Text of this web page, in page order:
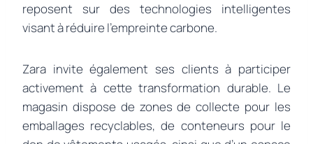
reposent sur des technologies intelligentes
visant à réduire l’empreinte carbone.
Zara invite également ses clients à participer
activement à cette transformation durable. Le
magasin dispose de zones de collecte pour les
emballages recyclables, de conteneurs pour le